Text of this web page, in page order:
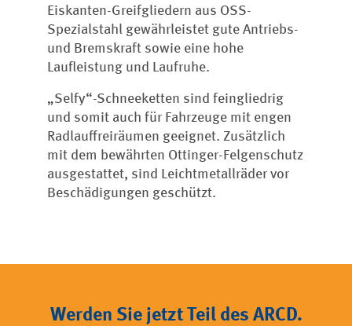
Eiskanten-Greifgliedern aus OSS-
Spezialstahl gewährleistet gute Antriebs-
und Bremskraft sowie eine hohe
Laufleistung und Laufruhe.
„Selfy“-Schneeketten sind feingliedrig
und somit auch für Fahrzeuge mit engen
Radlauffreiräumen geeignet. Zusätzlich
mit dem bewährten Ottinger-Felgenschutz
ausgestattet, sind Leichtmetallräder vor
Beschädigungen geschützt.
Werden Sie jetzt Teil des ARCD.